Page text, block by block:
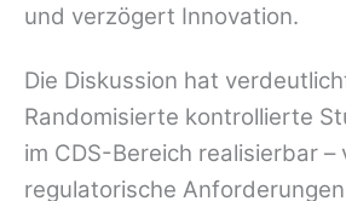
und verzögert Innovation.
Die Diskussion hat
Randomisierte kontrollierte
im CDS-Bereich realisierbar
regulatorische